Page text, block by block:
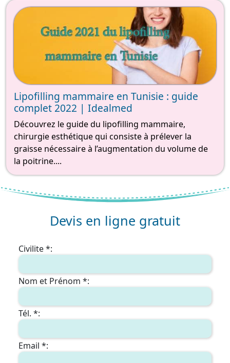
Lipofilling mammaire en Tunisie : guide
complet 2022 | Idealmed
Découvrez le guide du lipofilling mammaire,
chirurgie esthétique qui consiste à prélever la
graisse nécessaire à l’augmentation du volume de
la poitrine....
Devis en ligne gratuit
Civilite *:
Nom et Prénom *:
Tél. *:
Email *: